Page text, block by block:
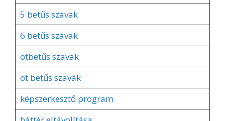
5 betűs szavak
6 betűs szavak
ötbetűs szavak
öt betűs szavak
képszerkesztő program